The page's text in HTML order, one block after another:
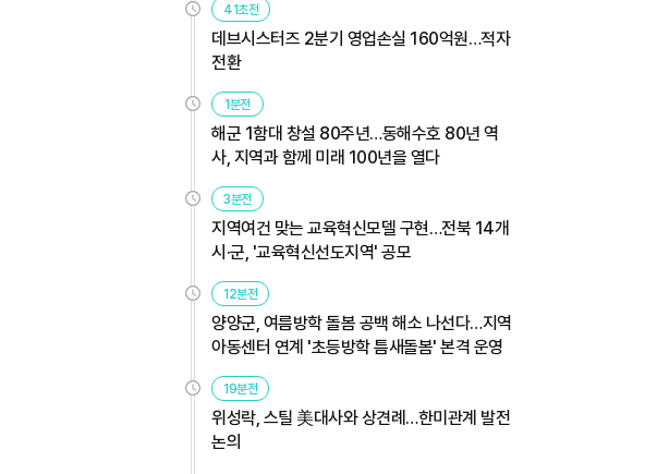
41초전
데브시스터즈 2분기 영업손실 160억원…적자
전환
1분전
해군 1함대 창설 80주년…동해수호 80년 역
사, 지역과 함께 미래 100년을 열다
3분전
지역여건 맞는 교육혁신모델 구현…전북 14개
시·군, '교육혁신선도지역' 공모
12분전
양양군, 여름방학 돌봄 공백 해소 나선다…지역
아동센터 연계 '초등방학 틈새돌봄' 본격 운영
19분전
위성락, 스틸 美대사와 상견례…한미관계 발전
논의